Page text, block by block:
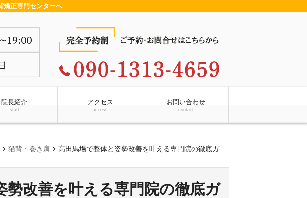
矯正専門センターへ
院長紹介
staff
アクセス
access
お問い合わせ
contact
chevron_right 猫背・巻き肩 chevron_right 高田馬場で整体と姿勢改善を叶える専門院の徹底ガイド
勢改善を叶える専門院の徹底ガ